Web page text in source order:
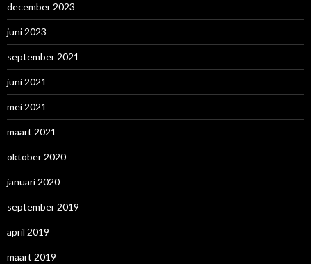
december 2023
juni 2023
september 2021
juni 2021
mei 2021
maart 2021
oktober 2020
januari 2020
september 2019
april 2019
maart 2019